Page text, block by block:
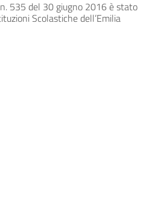
535 del 30 giugno 2016 è stato
Scolastiche dell’Emilia